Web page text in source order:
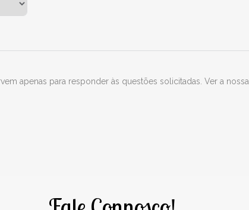
apenas para responder às questões solicitadas. Ver a nossa